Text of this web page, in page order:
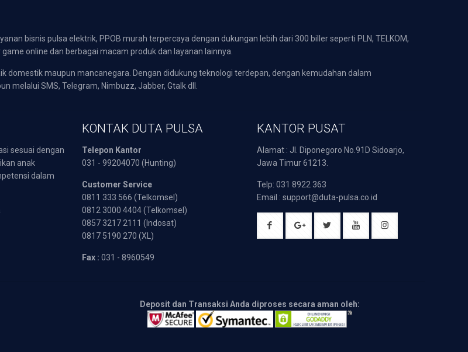
bisnis pulsa elektrik, PPOB murah terpercaya dengan dukungan lebih dari 300 biller seperti PLN, TELKOM,
game online dan berbagai macam produk dan layanan lainnya.
domestik maupun mancanegara. Dengan didukung teknologi terdepan, dengan kemudahan dalam
melalui SMS, Telegram, Nimbuzz, Jabber, Gtalk dll.
sesuai dengan
anak
dalam
KONTAK DUTA PULSA
Telepon Kantor
031 - 99204070 (Hunting)
Customer Service
0811 333 566 (Telkomsel)
0812 3000 4404 (Telkomsel)
0857 3217 2111 (Indosat)
0817 5190 270 (XL)
Fax : 031 - 8960549
KANTOR PUSAT
Alamat : Jl. Diponegoro No.91D Sidoarjo,
Jawa Timur 61213.
Telp: 031 8922 363
Email : support@duta-pulsa.co.id
Deposit dan Transaksi Anda diproses secara aman oleh: